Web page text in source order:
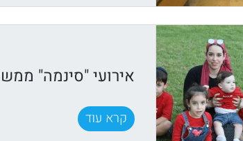
אירועי "סינמה"
קרא עוד